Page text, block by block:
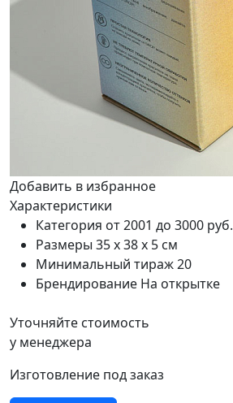
Добавить в избранное
Характеристики
Категория от 2001 до 3000 руб.
Размеры 35 х 38 х 5 см
Минимальный тираж20
Брендирование На открытке
Уточняйте стоимость
у менеджера
Изготовление под заказ